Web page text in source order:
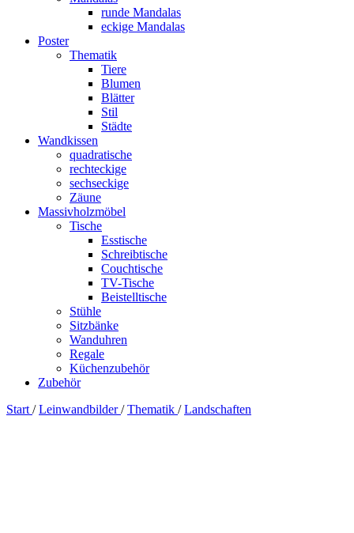
runde Mandalas
eckige Mandalas
Poster
Thematik
Tiere
Blumen
Blätter
Stil
Städte
Wandkissen
quadratische
rechteckige
sechseckige
Zäune
Massivholzmöbel
Tische
Esstische
Schreibtische
Couchtische
TV-Tische
Beistelltische
Stühle
Sitzbänke
Wanduhren
Regale
Küchenzubehör
Zubehör
Start / Leinwandbilder/ Thematik / Landschaften